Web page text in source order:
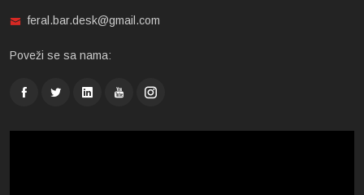
feral.bar.desk@gmail.com
Poveži se sa nama: